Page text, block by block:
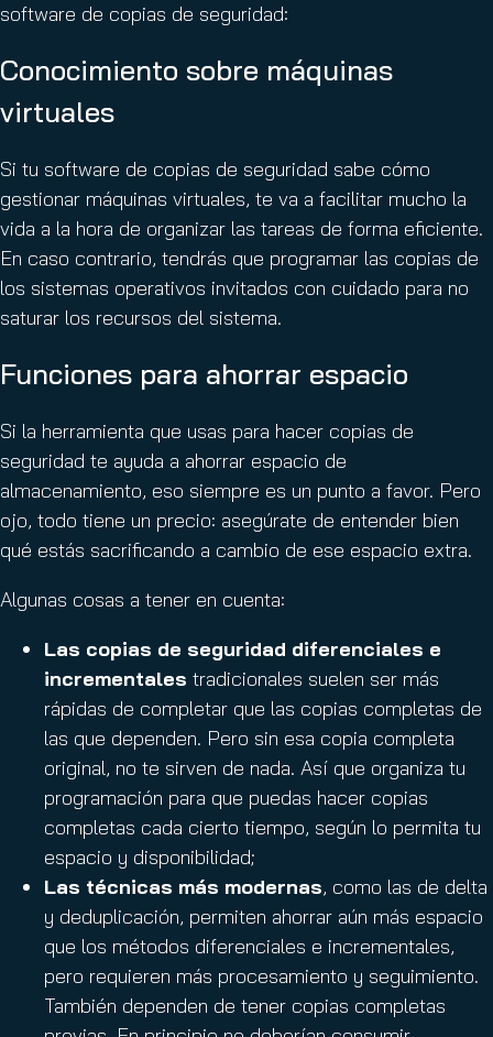
software de copias de seguridad:
Conocimiento sobre máquinas
virtuales
Si tu software de copias de seguridad sabe cómo
gestionar máquinas virtuales, te va a facilitar mucho la
vida a la hora de organizar las tareas de forma eficiente.
En caso contrario, tendrás que programar las copias de
los sistemas operativos invitados con cuidado para no
saturar los recursos del sistema.
Funciones para ahorrar espacio
Si la herramienta que usas para hacer copias de
seguridad te ayuda a ahorrar espacio de
almacenamiento, eso siempre es un punto a favor. Pero
ojo, todo tiene un precio: asegúrate de entender bien
qué estás sacrificando a cambio de ese espacio extra.
Algunas cosas a tener en cuenta:
Las copias de seguridad diferenciales e
incrementales tradicionales suelen ser más
rápidas de completar que las copias completas de
las que dependen. Pero sin esa copia completa
original, no te sirven de nada. Así que organiza tu
programación para que puedas hacer copias
completas cada cierto tiempo, según lo permita tu
espacio y disponibilidad;
Las técnicas más modernas, como las de delta
y deduplicación, permiten ahorrar aún más espacio
que los métodos diferenciales e incrementales,
pero requieren más procesamiento y seguimiento.
También dependen de tener copias completas